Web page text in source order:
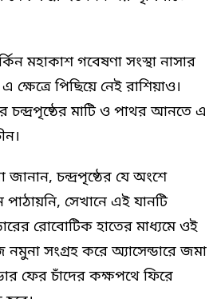
মহাকাশ গবেষণা সংস্থা নাসার
পিছিয়ে নেই রাশিয়াও।
চন্দ্রপৃষ্ঠের মাটি ও পাথর আনতে এ
জানান, চন্দ্রপৃষ্ঠের যে অংশে
সেখানে এই যানটি
রোবোটিক হাতের মাধ্যমে ওই
সংগ্রহ করে অ্যাসেন্ডারে জমা
ফের চাঁদের কক্ষপথে ফিরে